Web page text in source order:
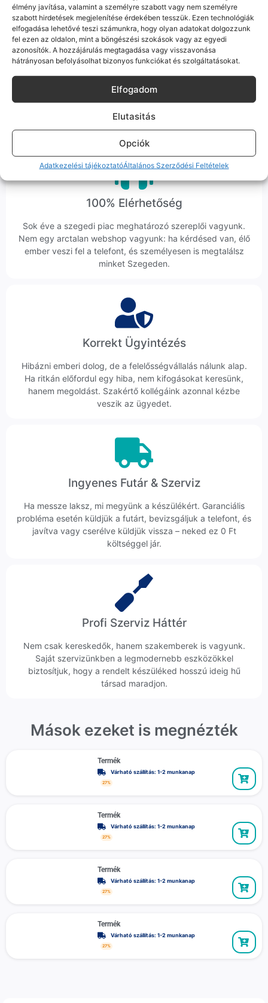
élmény javítása, valamint a személyre szabott vagy nem személyre
szabott hirdetések megjelenítése érdekében tesszük. Ezen technológiák
elfogadása lehetővé teszi számunkra, hogy olyan adatokat dolgozzunk
fel ezen az oldalon, mint a böngészési szokások vagy az egyedi
azonosítók. A hozzájárulás megtagadása vagy visszavonása
hátrányosan befolyásolhat bizonyos funkciókat és szolgáltatásokat.
Elfogadom
Elutasitás
Opciók
Adatkezelési tájékoztatóÁltalános Szerződési Feltételek
Bizonyos esetekben gyári vagy prémium minőségű
alkatrészekre (pl. új akkumulátorra vagy kijelzőre)
cseréljük a régieket.
Ez mindig 100%-os, tesztelt állapotot jelent. iPhone-oknál
előfordulhat az "Ismeretlen alkatrész" jelzés, de ne aggódj, ez
csak a gyártó szoftveres üzenete – a telefonod ettől még
tökéletesen és hibátlanul teszi a dolgát! Ha valahol (pl. Samsung
S-széria) a gyárinál rosszabb minőségű az alkatrész, azt a
termékleírásban külön jelezzük neked.
100% Elérhetőség
Sok éve a szegedi piac meghatározó szereplői vagyunk.
Nem egy arctalan webshop vagyunk: ha kérdésed van, élő
ember veszi fel a telefont, és személyesen is megtalálsz
minket Szegeden.
Korrekt Ügyintézés
Hibázni emberi dolog, de a felelősségvállalás nálunk alap.
Ha ritkán előfordul egy hiba, nem kifogásokat keresünk,
hanem megoldást. Szakértő kollégáink azonnal kézbe
veszik az ügyedet.
Ingyenes Futár & Szerviz
Ha messze laksz, mi megyünk a készülékért. Garanciális
probléma esetén küldjük a futárt, bevizsgáljuk a telefont, és
javítva vagy cserélve küldjük vissza – neked ez 0 Ft
költséggel jár.
Profi Szerviz Háttér
Nem csak kereskedők, hanem szakemberek is vagyunk.
Saját szervizünkben a legmodernebb eszközökkel
biztosítjuk, hogy a rendelt készüléked hosszú ideig hű
társad maradjon.
Mások ezeket is megnézték
Termék
Várható szállítás: 1-2 munkanap
27%
Termék
Várható szállítás: 1-2 munkanap
27%
Termék
Várható szállítás: 1-2 munkanap
27%
Termék
Várható szállítás: 1-2 munkanap
27%